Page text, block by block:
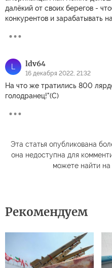
далёкий от своих берегов -
конкурентов и зарабатывать
L ldv64
16 декабря 2022, 21:32
На что же тратились 800
голодранец!"(С)
Эта статья опубликована
она недоступна для
можете найти на
Рекомендуем